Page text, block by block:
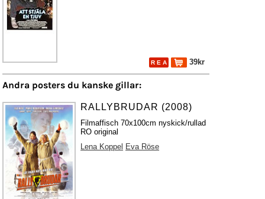
R E A 39kr
Andra posters du kanske gillar:
RALLYBRUDAR (2008)
Filmaffisch 70x100cm nyskick/rullad
RO original
Lena Koppel Eva Röse